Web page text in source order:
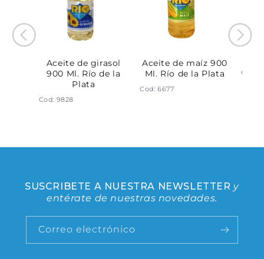
Aceite de girasol
900 Ml. Río de la
Plata
Cod: 9828
Aceite de maíz 900
Ml. Río de la Plata
Cod: 6677
Cod:
SUSCRIBETE A NUESTRA NEWSLETTER y
entérate de nuestras novedades.
Correo electrónico